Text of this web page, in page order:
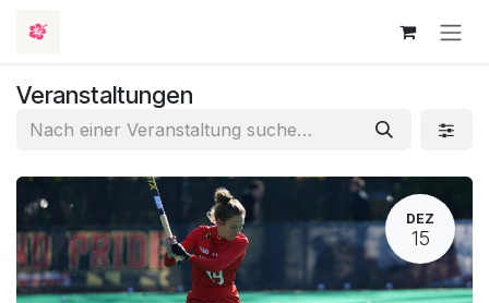
Veranstaltungen
DEZ
15